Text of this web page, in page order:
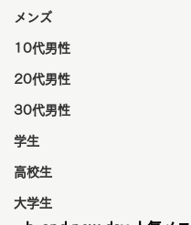
メンズ
10代男性
20代男性
30代男性
学生
高校生
大学生